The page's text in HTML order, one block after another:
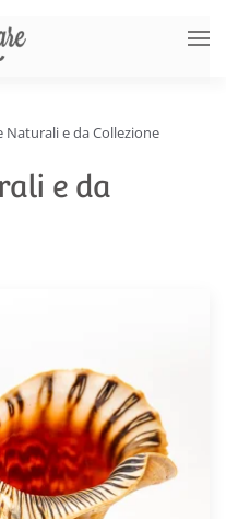
Naturali e da Collezione
e da